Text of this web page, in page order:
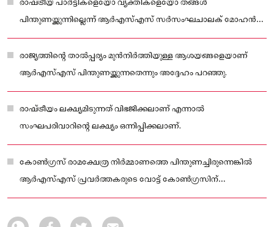
രാഷ്ട്രീയ പാർട്ടികളെയോ വ്യക്തികളെയോ തങ്ങൾ
പിന്തുണയ്ക്കുന്നില്ലെന്ന് ആർഎസ്എസ് സർസംഘചാലക് മോഹൻ
ഭാഗവത്.
രാജ്യത്തിന്റെ താൽപ്പര്യം മുൻനിർത്തിയുള്ള ആശയങ്ങളെയാണ്
ആർഎസ്എസ് പിന്തുണയ്ക്കുന്നതെന്നും അദ്ദേഹം പറഞ്ഞു.
രാഷ്ട്രീയം ലക്ഷ്യമിടുന്നത് വിഭജിക്കലാണ് എന്നാൽ
സംഘപരിവാറിന്റെ ലക്ഷ്യം ഒന്നിപ്പിക്കലാണ്.
കോൺഗ്രസ് രാമക്ഷേത്ര നിർമ്മാണത്തെ പിന്തുണച്ചിരുന്നെങ്കിൽ
ആർഎസ്എസ് പ്രവർത്തകരുടെ വോട്ട് കോൺഗ്രസിന്
ലഭിക്കുമായിരുന്നു എന്നും മോഹൻ ഭാഗവത് അഭിപ്രായപ്പെട്ടു.